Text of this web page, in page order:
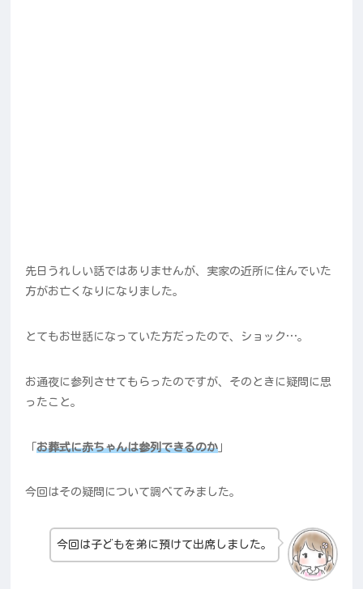
先日うれしい話ではありませんが、実家の近所に住んでいた
方がお亡くなりになりました。
とてもお世話になっていた方だったので、ショック…。
お通夜に参列させてもらったのですが、そのときに疑問に思
ったこと。
「お葬式に赤ちゃんは参列できるのか 」
今回はその疑問について調べてみました。
今回は子どもを弟に預けて出席しました。